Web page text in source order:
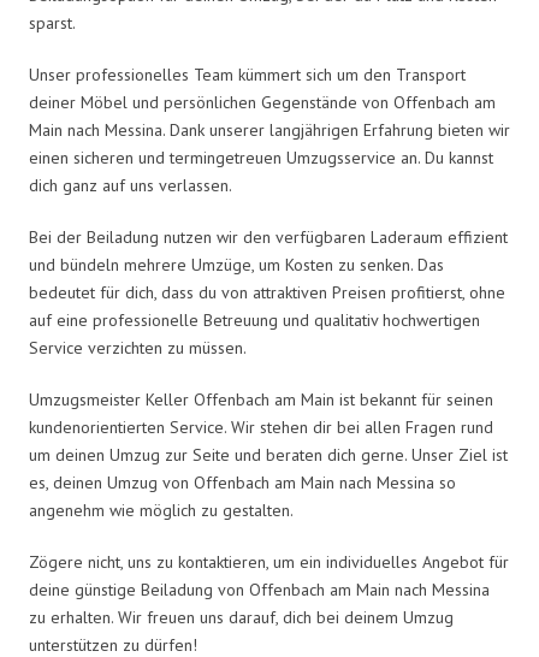
sparst.
Unser professionelles Team kümmert sich um den Transport
deiner Möbel und persönlichen Gegenstände von Offenbach am
Main nach Messina. Dank unserer langjährigen Erfahrung bieten wir
einen sicheren und termingetreuen Umzugsservice an. Du kannst
dich ganz auf uns verlassen.
Bei der Beiladung nutzen wir den verfügbaren Laderaum effizient
und bündeln mehrere Umzüge, um Kosten zu senken. Das
bedeutet für dich, dass du von attraktiven Preisen profitierst, ohne
auf eine professionelle Betreuung und qualitativ hochwertigen
Service verzichten zu müssen.
Umzugsmeister Keller Offenbach am Main ist bekannt für seinen
kundenorientierten Service. Wir stehen dir bei allen Fragen rund
um deinen Umzug zur Seite und beraten dich gerne. Unser Ziel ist
es, deinen Umzug von Offenbach am Main nach Messina so
angenehm wie möglich zu gestalten.
Zögere nicht, uns zu kontaktieren, um ein individuelles Angebot für
deine günstige Beiladung von Offenbach am Main nach Messina
zu erhalten. Wir freuen uns darauf, dich bei deinem Umzug
unterstützen zu dürfen!